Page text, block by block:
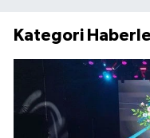
Kategori